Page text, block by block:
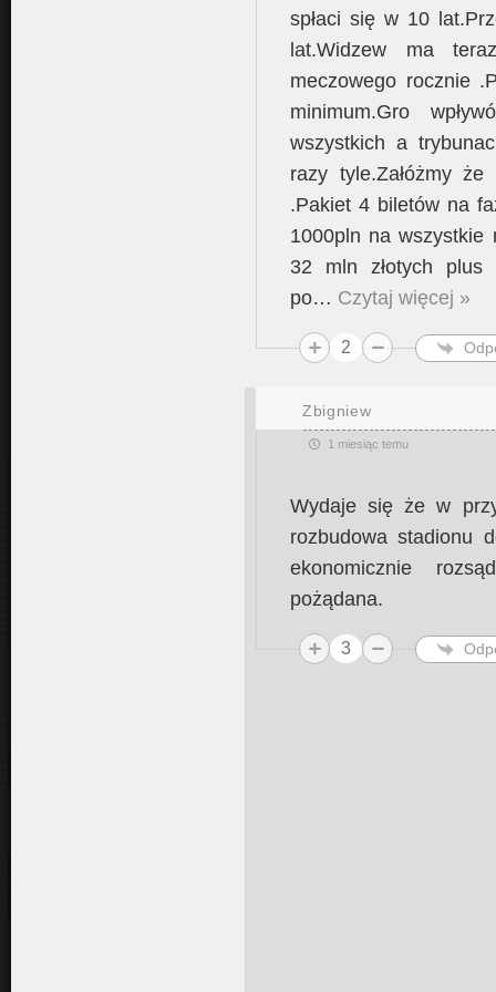
spłaci się w 10
lat.Widzew ma
meczowego rocznie
minimum.Gro
wszystkich a
razy tyle.Załóżmy
.Pakiet 4 biletów na
1000pln na
32 mln złotych
po… Czytaj więcej »
2
Zbigniew
1 miesiąc temu
Wydaje się że w
rozbudowa stadionu
ekonomicznie
pożądana.
3